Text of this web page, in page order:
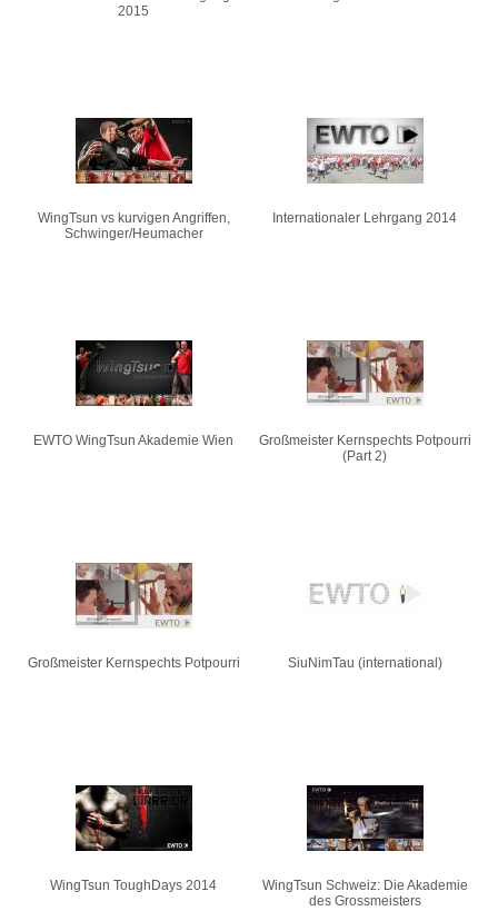
2015
WingTsun vs kurvigen Angriffen,
Schwinger/Heumacher
Internationaler Lehrgang 2014
EWTO WingTsun Akademie Wien
Großmeister Kernspechts Potpourri
(Part 2)
Großmeister Kernspechts Potpourri SiuNimTau (international)
WingTsun ToughDays 2014
WingTsun Schweiz: Die Akademie
des Grossmeisters